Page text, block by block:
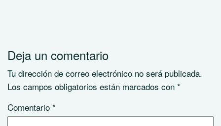
Deja un comentario
Tu dirección de correo electrónico no será publicada.
Los campos obligatorios están marcados con *
Comentario *